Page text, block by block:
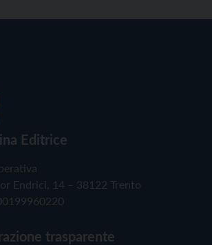
Editrice
Endrici, 14 – 38122 Trento
trasparente